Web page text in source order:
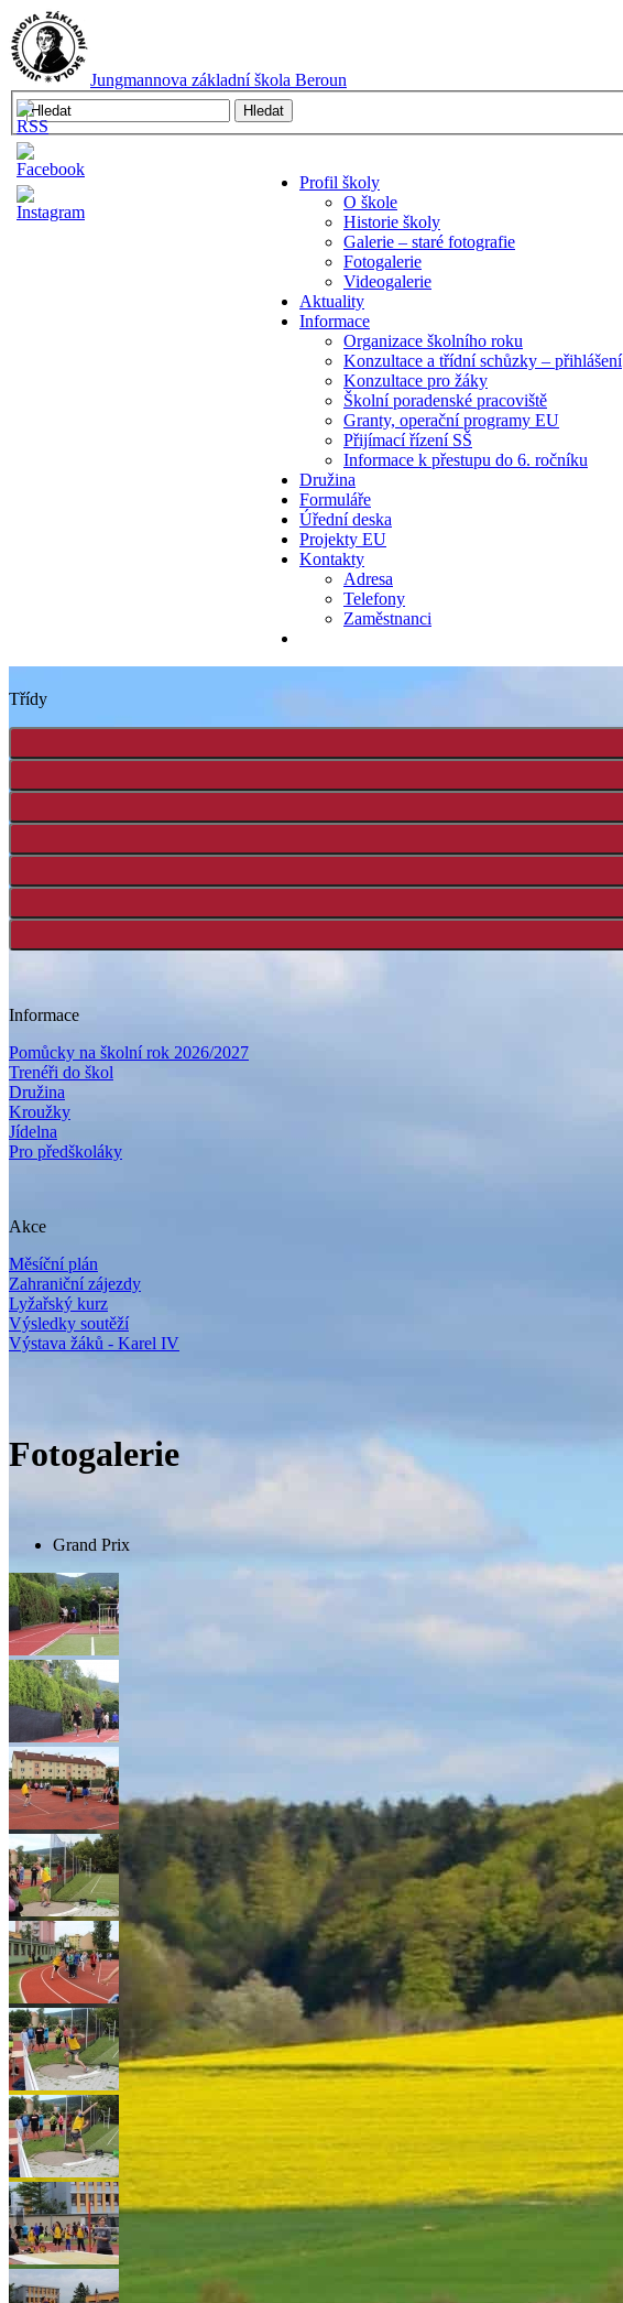
Jungmannova základní škola Beroun
Profil školy
O škole
Historie školy
Galerie – staré fotografie
Fotogalerie
Videogalerie
Aktuality
Informace
Organizace školního roku
Konzultace a třídní schůzky – přihlášení
Konzultace pro žáky
Školní poradenské pracoviště
Granty, operační programy EU
Přijímací řízení SŠ
Informace k přestupu do 6. ročníku
Družina
Formuláře
Úřední deska
Projekty EU
Kontakty
Adresa
Telefony
Zaměstnanci
Třídy
Informace
Pomůcky na školní rok 2026/2027
Trenéři do škol
Družina
Kroužky
Jídelna
Pro předškoláky
Akce
Měsíční plán
Zahraniční zájezdy
Lyžařský kurz
Výsledky soutěží
Výstava žáků - Karel IV
Fotogalerie
Grand Prix